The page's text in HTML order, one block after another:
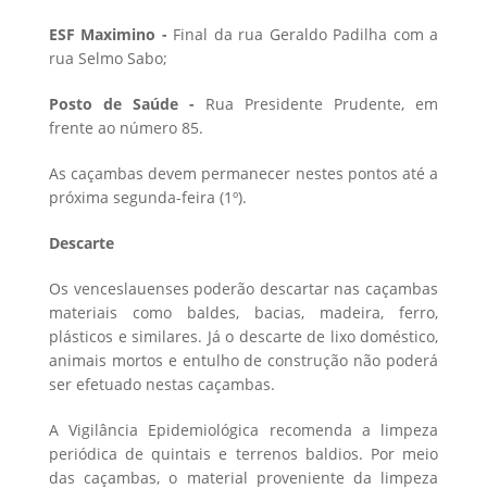
ESF Maximino - Final da rua Geraldo Padilha com a
rua Selmo Sabo;
Posto de Saúde - Rua Presidente Prudente, em
frente ao número 85.
As caçambas devem permanecer nestes pontos até a
próxima segunda-feira (1º).
Descarte
Os venceslauenses poderão descartar nas caçambas
materiais como baldes, bacias, madeira, ferro,
plásticos e similares. Já o descarte de lixo doméstico,
animais mortos e entulho de construção não poderá
ser efetuado nestas caçambas.
A Vigilância Epidemiológica recomenda a limpeza
periódica de quintais e terrenos baldios. Por meio
das caçambas, o material proveniente da limpeza